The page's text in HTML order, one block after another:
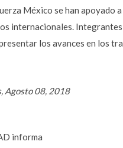
México se han apoyado
internacionales.
los avances en los
Agosto 08, 2018
informa